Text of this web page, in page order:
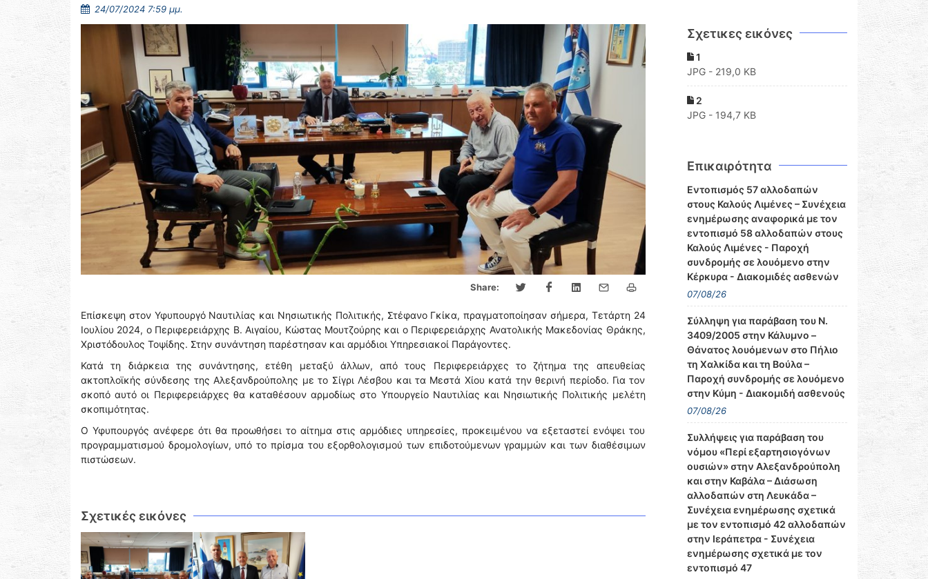
24/07/2024 7:59 μμ.
Share:
Επίσκεψη στον Υφυπουργό Ναυτιλίας και Νησιωτικής Πολιτικής, Στέφανο Γκίκα, πραγματοποίησαν σήμερα, Τετάρτη 24
Ιουλίου 2024, ο Περιφερειάρχης Β. Αιγαίου, Κώστας Μουτζούρης και ο Περιφερειάρχης Ανατολικής Μακεδονίας Θράκης,
Χριστόδουλος Τοψίδης. Στην συνάντηση παρέστησαν και αρμόδιοι Υπηρεσιακοί Παράγοντες.
Κατά τη διάρκεια της συνάντησης, ετέθη μεταξύ άλλων, από τους Περιφερειάρχες το ζήτημα της απευθείας
ακτοπλοϊκής σύνδεσης της Αλεξανδρούπολης με το Σίγρι Λέσβου και τα Μεστά Χίου κατά την θερινή περίοδο. Για τον
σκοπό αυτό οι Περιφερειάρχες θα καταθέσουν αρμοδίως στο Υπουργείο Ναυτιλίας και Νησιωτικής Πολιτικής μελέτη
σκοπιμότητας.
Ο Υφυπουργός ανέφερε ότι θα προωθήσει το αίτημα στις αρμόδιες υπηρεσίες, προκειμένου να εξεταστεί ενόψει του
προγραμματισμού δρομολογίων, υπό το πρίσμα του εξορθολογισμού των επιδοτούμενων γραμμών και των διαθέσιμων
πιστώσεων.
Σχετικές εικόνες
Σχετικες εικόνες
1
JPG - 219,0 KB
2
JPG - 194,7 KB
Επικαιρότητα
Εντοπισμός 57 αλλοδαπών
στους Καλούς Λιμένες – Συνέχεια
ενημέρωσης αναφορικά με τον
εντοπισμό 58 αλλοδαπών στους
Καλούς Λιμένες - Παροχή
συνδρομής σε λουόμενο στην
Κέρκυρα - Διακομιδές ασθενών
07/08/26
Σύλληψη για παράβαση του Ν.
3409/2005 στην Κάλυμνο –
Θάνατος λουόμενων στο Πήλιο
τη Χαλκίδα και τη Βούλα –
Παροχή συνδρομής σε λουόμενο
στην Κύμη - Διακομιδή ασθενούς
07/08/26
Συλλήψεις για παράβαση του
νόμου «Περί εξαρτησιογόνων
ουσιών» στην Αλεξανδρούπολη
και στην Καβάλα – Διάσωση
αλλοδαπών στη Λευκάδα –
Συνέχεια ενημέρωσης σχετικά
με τον εντοπισμό 42 αλλοδαπών
στην Ιεράπετρα - Συνέχεια
ενημέρωσης σχετικά με τον
εντοπισμό 47